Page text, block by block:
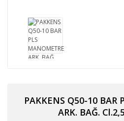
PAKKENS Q50-10 BAR
ARK. BAĞ.